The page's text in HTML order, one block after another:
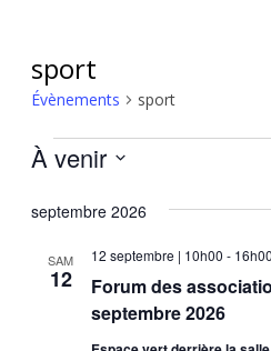
sport
Évènements sport
Évènements
À venir
une
septembre 2026
SAM
12
Forum des
septembre 2026
12 septembre | 10h00 - 16h00